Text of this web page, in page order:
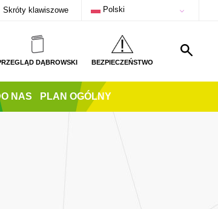
Skróty klawiszowe Polski
DĄBROWSKI BEZPIECZEŃSTWO
NAS PLAN OGÓLNY